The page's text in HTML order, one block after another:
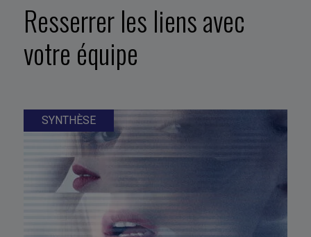
Resserrer les liens avec
votre équipe
SYNTHÈSE